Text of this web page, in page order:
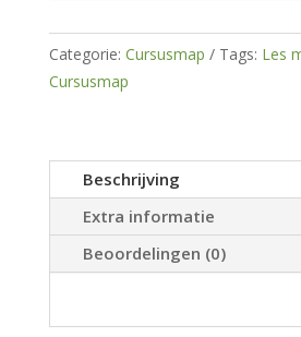
Categorie: Cursusmap Tags: Les
Cursusmap
Beschrijving
Extra informatie
Beoordelingen (0)